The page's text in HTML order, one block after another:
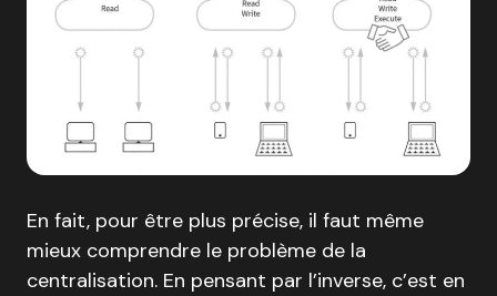
En fait, pour être plus précise, il faut même
mieux comprendre le problème de la
centralisation. En pensant par l’inverse, c’est en